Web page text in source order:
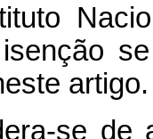
artigo.
se de